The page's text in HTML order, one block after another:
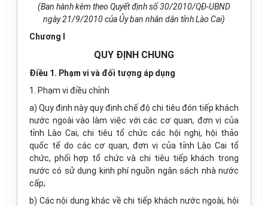
(Ban hành kèm theo Quyết định số 30/2010/QĐ-UBND
ngày 21/9/2010 của Ủy ban nhân dân tỉnh Lào Cai)
Chương I
QUY ĐỊNH CHUNG
Điều 1. Phạm vi và đối tượng áp dụng
1. Phạm vi điều chỉnh
a) Quy định này quy định chế độ chi tiêu đón tiếp khách
nước ngoài vào làm việc với các cơ quan, đơn vị của
tỉnh Lào Cai; chi tiêu tổ chức các hội nghị, hội thảo
quốc tế do các cơ quan, đơn vị của tỉnh Lào Cai tổ
chức, phối hợp tổ chức và chi tiêu tiếp khách trong
nước có sử dụng kinh phí nguồn ngân sách nhà nước
cấp;
b) Các nội dung khác về chi tiếp khách nước ngoài, hội